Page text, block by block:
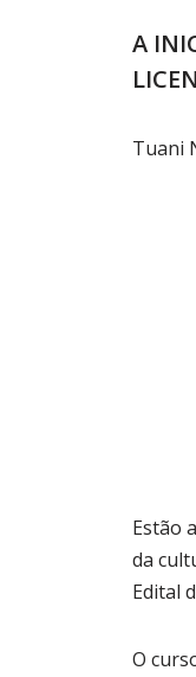
A
Tuani
Estão
da
Edital
O